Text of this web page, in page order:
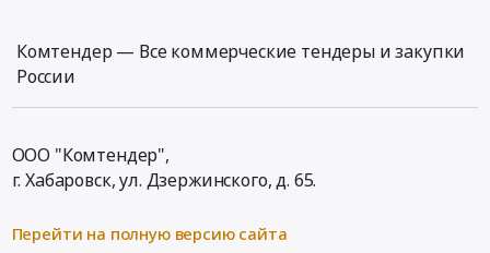
Комтендер — Все коммерческие тендеры и закупки
России
ООО "Комтендер",
г. Хабаровск,ул. Дзержинского, д. 65.
Перейти на полную версию сайта